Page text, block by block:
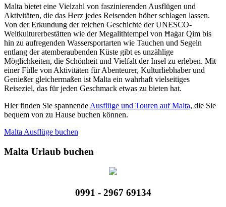
Malta bietet eine Vielzahl von faszinierenden Ausflügen und
Aktivitäten, die das Herz jedes Reisenden höher schlagen lassen.
Von der Erkundung der reichen Geschichte der UNESCO-
Weltkulturerbestätten wie der Megalithtempel von Ħaġar Qim bis
hin zu aufregenden Wassersportarten wie Tauchen und Segeln
entlang der atemberaubenden Küste gibt es unzählige
Möglichkeiten, die Schönheit und Vielfalt der Insel zu erleben. Mit
einer Fülle von Aktivitäten für Abenteurer, Kulturliebhaber und
Genießer gleichermaßen ist Malta ein wahrhaft vielseitiges
Reiseziel, das für jeden Geschmack etwas zu bieten hat.
Hier finden Sie spannende Ausflüge und Touren auf Malta, die Sie
bequem von zu Hause buchen können.
Malta Ausflüge buchen
Malta Urlaub buchen
0991 - 2967 69134